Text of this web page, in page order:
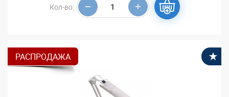
Кол-во:
РАСПРОДАЖА